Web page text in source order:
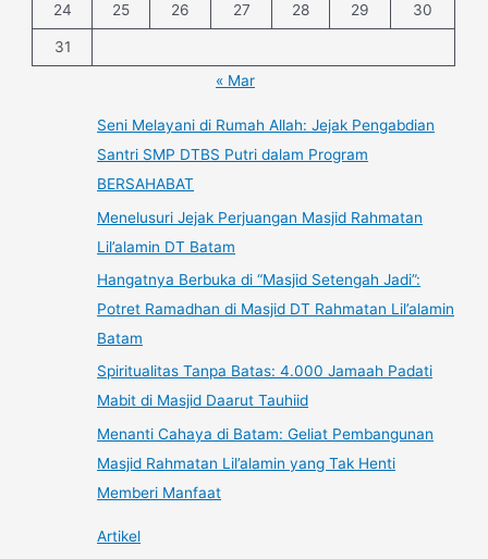
24 25 26 27 28 29 30
31
« Mar
Seni Melayani di Rumah Allah: Jejak Pengabdian
Santri SMP DTBS Putri dalam Program
BERSAHABAT
Menelusuri Jejak Perjuangan Masjid Rahmatan
Lil’alamin DT Batam
Hangatnya Berbuka di “Masjid Setengah Jadi”:
Potret Ramadhan di Masjid DT Rahmatan Lil’alamin
Batam
Spiritualitas Tanpa Batas: 4.000 Jamaah Padati
Mabit di Masjid Daarut Tauhiid
Menanti Cahaya di Batam: Geliat Pembangunan
Masjid Rahmatan Lil’alamin yang Tak Henti
Memberi Manfaat
Artikel